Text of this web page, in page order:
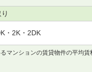
・2K・2DK
マンションの賃貸物件の平均賃